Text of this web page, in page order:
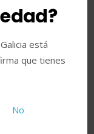
está
que tienes
No